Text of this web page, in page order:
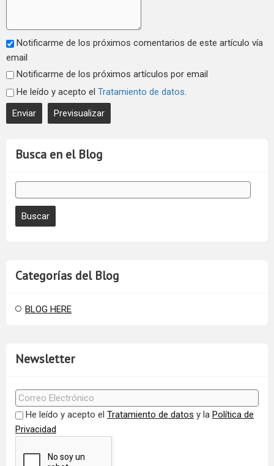
Busca en el Blog
Categorías del Blog
BLOG HERE
Newsletter
He leído y acepto el Tratamiento de datos y la Política de
Privacidad
Notificarme de los próximos comentarios de este artículo vía
email
Notificarme de los próximos artículos por email
He leído y acepto el Tratamiento de datos